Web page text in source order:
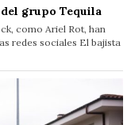
grupo Tequila
como Ariel Rot, han
redes sociales El bajista